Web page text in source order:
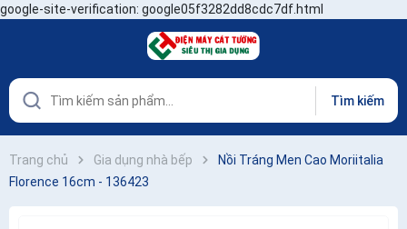
google-site-verification: google05f3282dd8cdc7df.html
Tìm kiếm
Trang chủ Gia dụng nhà bếp
Nồi Tráng Men Cao Moriitalia
Florence 16cm - 136423